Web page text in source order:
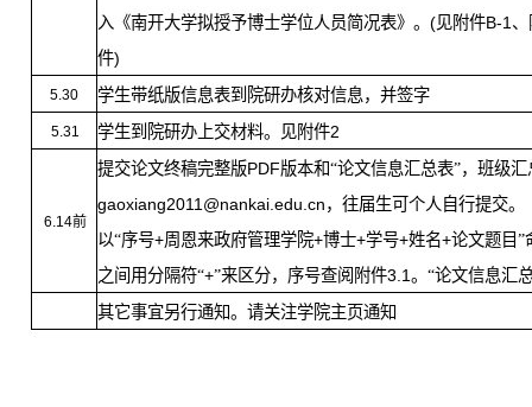
入《南开大学拟授予博士学位人员简况表》。 (见附件B-1
件)
5.30 学生带纸版信息表到院研办核对信息，并签字
5.31 学生到院研办 上交材料。见附件2
6.14前
提交论文终稿完整版PDF版本和“论文信息汇总表”， 班级汇
gaoxiang2011@nankai.edu.cn，往届生可个人自行提交。
以“序号+周恩来政府管理学院+博士+学号+姓名+论文题目”
之间用分隔符“+”来区分，序号查阅附件3.1。“论文信息汇
其它事宜另行通知。请关注学院主页通知